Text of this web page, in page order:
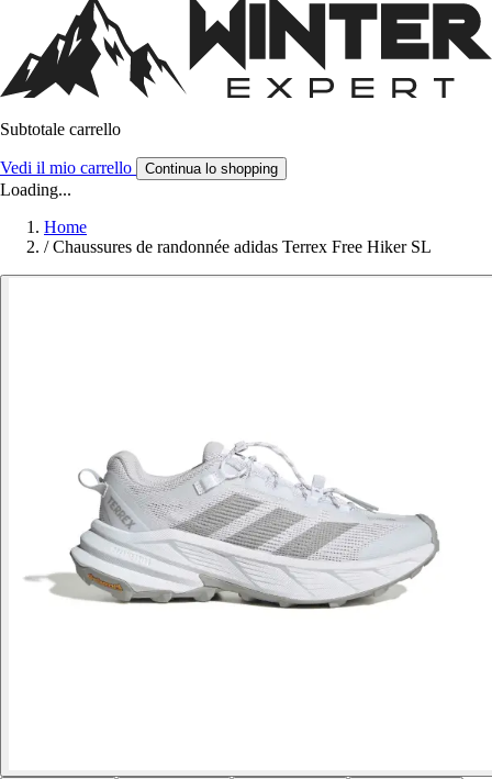
Subtotale carrello
Vedi il mio carrello Continua lo shopping
Loading...
Home
/ Chaussures de randonnée adidas Terrex Free Hiker SL